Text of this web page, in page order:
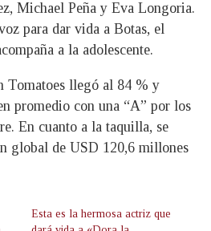
Michael Peña y Eva Longoria.
para dar vida a Botas, el
a la adolescente.
Tomatoes llegó al 84 % y
promedio con una “A” por los
En cuanto a la taquilla, se
global de USD 120,6 millones
Esta es la hermosa actriz que